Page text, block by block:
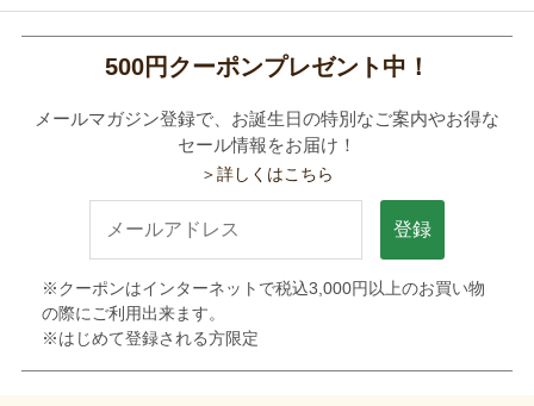
500円クーポンプレゼント中！
メールマガジン登録で、お誕生日の特別なご案内やお得な
セール情報をお届け！
＞詳しくはこちら
登録
※クーポンはインターネットで税込3,000円以上のお買い物
の際にご利用出来ます。
※はじめて登録される方限定